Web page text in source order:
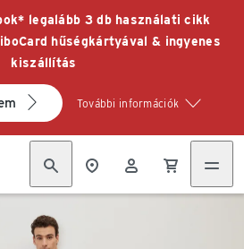
legalább 3 db használati cikk
hűségkártyával & ingyenes
kiszállítás
További információk